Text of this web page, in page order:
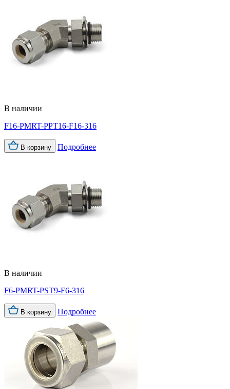
В наличии
F16-PMRT-PPT16-F16-316
В корзину Подробнее
В наличии
F6-PMRT-PST9-F6-316
В корзину Подробнее